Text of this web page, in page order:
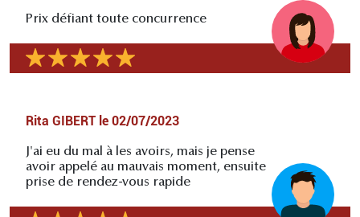
Prix défiant toute concurrence
Rita GIBERT le 02/07/2023
J'ai eu du mal à les avoirs, mais je pense
avoir appelé au mauvais moment, ensuite
prise de rendez-vous rapide